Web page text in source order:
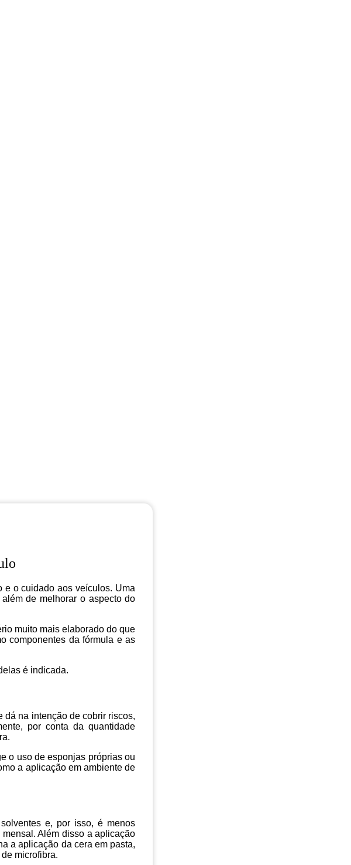
e o cuidado aos veículos. Uma
de melhorar o aspecto do
muito mais elaborado do que
componentes da fórmula e as
é indicada.
dá na intenção de cobrir riscos,
por conta da quantidade
o uso de esponjas próprias ou
a aplicação em ambiente de
e, por isso, é menos
Além disso a aplicação
a aplicação da cera em pasta,
microfibra.